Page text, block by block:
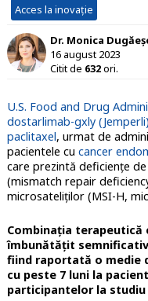
Acces la inovație
Dr. Monica
16 august 2023
Citit de 632ori.
U.S. Food and Drug
dostarlimab-gxly
paclitaxel, urmat de
pacientele cu cancer
care prezintă deficiențe
(mismatch repair
microsateliților (MSI-H,
Combinația terapeutică
îmbunătățit
fiind raportată o medie
cu peste 7 luni la
participantelor la studiu